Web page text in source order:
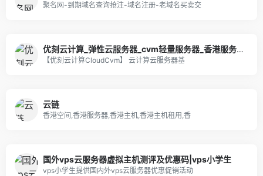
聚名网-到期域名查询抢注-域名注册-老域名买卖交
优刻云计算_弹性云服务器_cvm轻量服务器_香港服务器_高防服务器_优刻云官网
【优刻云计算CloudCvm】 云计算云服务器基
云链
香港空间,香港服务器,香港主机,香港主机租用,香
国外vps云服务器虚拟主机测评及优惠码|vps小学生
vps小学生提供国内外vps云服务器优惠促销活动